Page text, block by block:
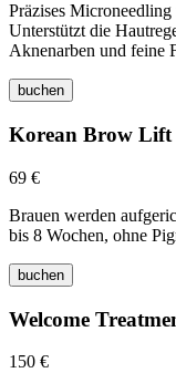
Präzises
Unterstützt die
Aknenarben und feine
buchen
Korean Brow Lift
69 €
Brauen werden
bis 8 Wochen, ohne
buchen
Welcome
150 €